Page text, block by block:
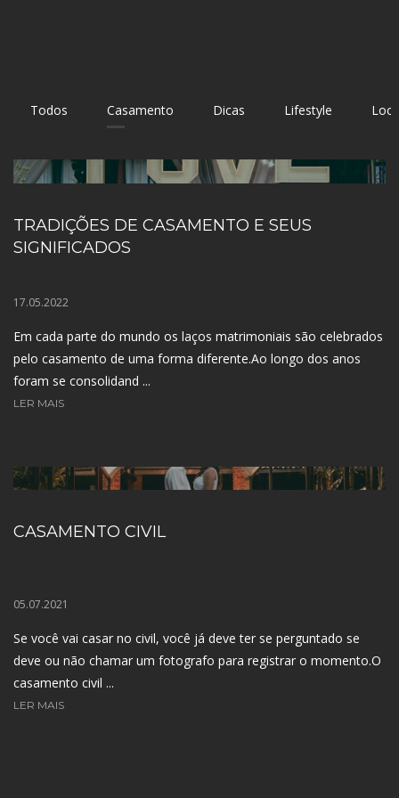
Todos Casamento Dicas Lifestyle
TRADIÇÕES DE CASAMENTO E SEUS
SIGNIFICADOS
17.05.2022
Em cada parte do mundo os laços matrimoniais são celebrados
pelo casamento de uma forma diferente.Ao longo dos anos
foram se consolidand ...
LER MAIS
CASAMENTO CIVIL
05.07.2021
Se você vai casar no civil, você já deve ter se perguntado se
deve ou não chamar um fotografo para registrar o momento.O
casamento civil ...
LER MAIS